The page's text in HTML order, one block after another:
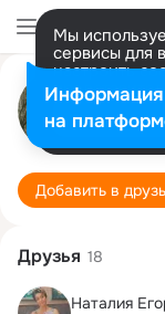
Мы
сервисы для
настроить
Разрешить
81
Добавить в
Друзья 18
Наталия
Информация
на